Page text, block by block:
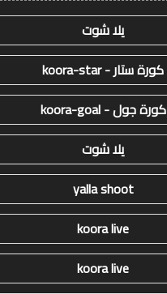
يلا شوت
كورة ستار - koora-star
كورة جول - koora-goal
يلا شوت
yalla shoot
koora live
koora live